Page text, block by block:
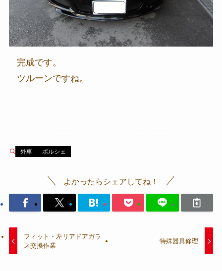
完成です。
ツルーンですね。
外車 ポルシェ
よかったらシェアしてね！
フィット・左リアドアガラ
ス交換作業
特殊器具修理